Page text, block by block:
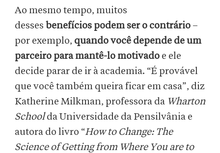
Ao mesmo tempo, muitos
desses benefícios podem ser o contrário –
por exemplo, quando você depende de um
parceiro para mantê-lo motivado e ele
decide parar de ir à academia. “É provável
que você também queira ficar em casa”, diz
Katherine Milkman, professora da Wharton
Schoolda Universidade da Pensilvânia e
autora do livro “How to Change: The
Science of Getting from Where You are to